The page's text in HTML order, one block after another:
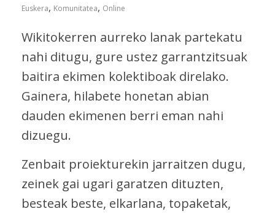
Euskera, Komunitatea, Online
Wikitokerren aurreko lanak partekatu
nahi ditugu, gure ustez garrantzitsuak
baitira ekimen kolektiboak direlako.
Gainera, hilabete honetan abian
dauden ekimenen berri eman nahi
dizuegu.
Zenbait proiekturekin jarraitzen dugu,
zeinek gai ugari garatzen dituzten,
besteak beste, elkarlana, topaketak,